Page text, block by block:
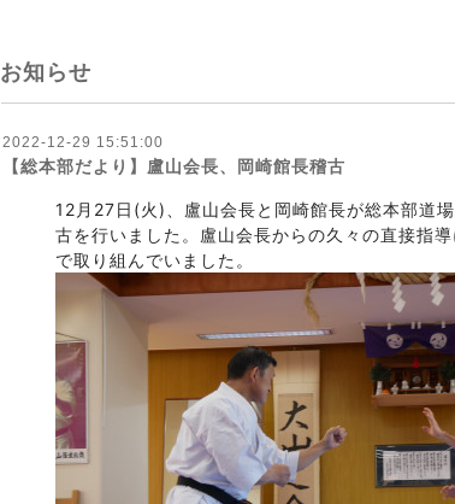
お知らせ
2022-12-29 15:51:00
【総本部だより】盧山会長、岡崎館長稽古
12月27日(火)、盧山会長と岡崎館長が総本部道
古を行いました。盧山会長からの久々の直接指
で取り組んでいました。